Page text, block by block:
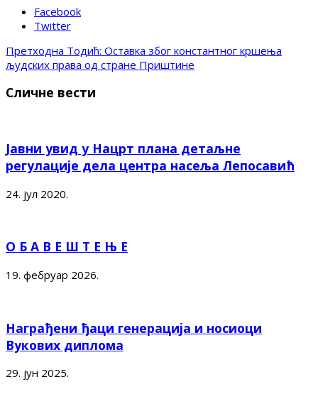
Facebook
Twitter
Претходна Тодић: Оставка због константног кршења
људских права од стране Приштине
Сличне вести
Јавни увид у Нацрт плана детаљне
регулације дела центра насеља Лепосавић
24. јул 2020.
О Б А В Е Ш Т Е Њ Е
19. фебруар 2026.
Награђени ђаци генерација и носиоци
Вукових диплома
29. јун 2025.